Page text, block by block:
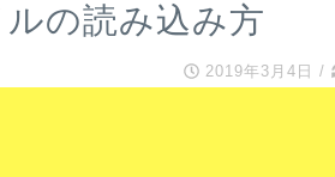
の読み込み方
2019年3月4日 /